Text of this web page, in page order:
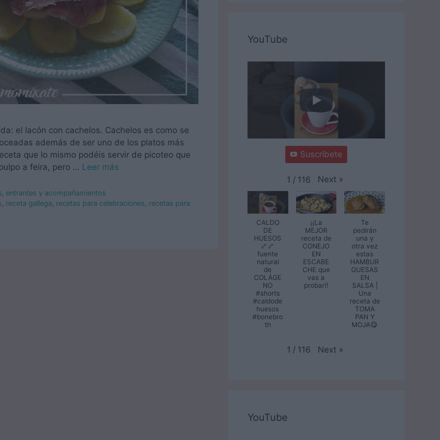
el lacón con cachelos. Cachelos es como se
además de ser uno de los platos más
que lo mismo podéis servir de picoteo que
a feira, pero … Leer más
entrantes y acompañamientos
receta gallega recetas para celebraciones recetas para
YouTube
Suscríbete
1 / 116 Next »
CALDO
DE
HUESOS
🦴🦴
fuente
natural
de
COLÁGE
NO
#shorts
#caldode
huesos
#bonebro
th
¡¡La
MEJOR
receta de
CONEJO
EN
ESCABE
CHE que
vas a
probar!!
Te
pedirán
una y
otra vez
estas
HAMBUR
GUESAS
EN
SALSA |
Una
receta de
TOMA
PAN Y
MOJA😋
1 / 116 Next »
YouTube